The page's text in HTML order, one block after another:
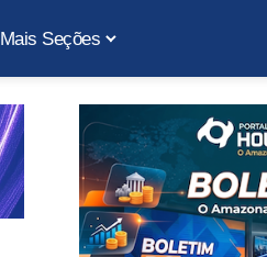
Mais Seções